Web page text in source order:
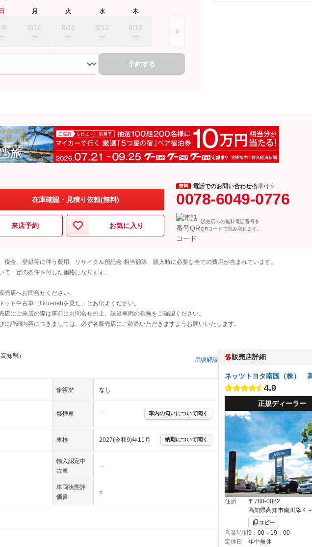
日
9
月
8/10
火
8/11
水
8/12
木
8/13
予約する
在庫確認・見積り依頼(無料)
来店予約 お気に入り
無料 電話でのお問い合わせ携帯可
0078-6049-0776
販売店への無料電話番号を
QRコードで読み取れます。
金、登録等に伴う費用、リサイクル預託金 相当額等、購入時に必要な全ての費用が含まれています。
一定の条件を付した価格になります。
売店へお問合せください。
ト中古車（Goo-net)を見た」とお伝えください。
にご来店の際は事前にお問合せの上、該当車両の有無をご確認ください。
に詳細内容につきましては、必ず各販売店にご確認いただきますようお願いいたします。
知県）
用語解説
修復歴 なし
禁煙車 － 車内の匂いについて聞く
車検 2027(令和9)年11月 納期について聞く
輸入認定中
古車
－
車両状態評
価書
○
販売店詳細
ネッツトヨタ南国（株）
4.9
正規ディーラー
住所
〒780-0082
高知県高知市南川添４
コピー
営業時間9：00～19：00
定休日
年中無休